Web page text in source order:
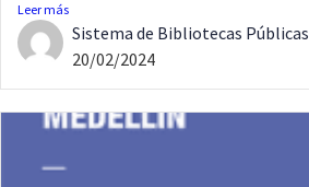
Leer más
Sistema de Bibliotecas Públicas
20/02/2024